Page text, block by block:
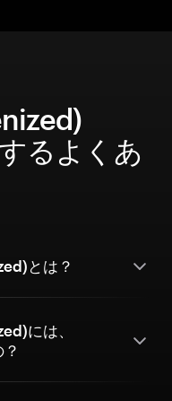
るよくあ
とは？
には、